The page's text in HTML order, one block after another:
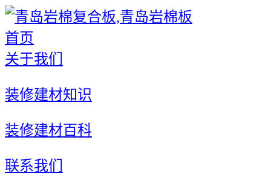
首页
关于我们
装修建材知识
装修建材百科
联系我们